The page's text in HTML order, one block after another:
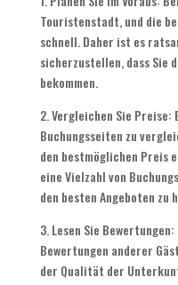
Touristenstadt, und die
schnell. Daher ist es
sicherzustellen, dass Sie
bekommen.
2. Vergleichen Sie
Buchungsseiten zu
den bestmöglichen Preis
eine Vielzahl von
den besten Angeboten zu
3. Lesen Sie
Bewertungen anderer
der Qualität der